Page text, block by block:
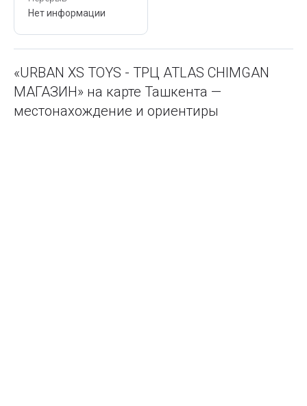
Нет информации
«URBAN XS TOYS - ТРЦ ATLAS CHIMGAN
МАГАЗИН» на карте Ташкента —
местонахождение и ориентиры